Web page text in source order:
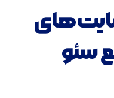
سئو